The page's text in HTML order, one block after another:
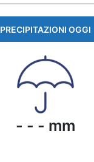
PRECIPITAZIONI OGGI
- - - mm